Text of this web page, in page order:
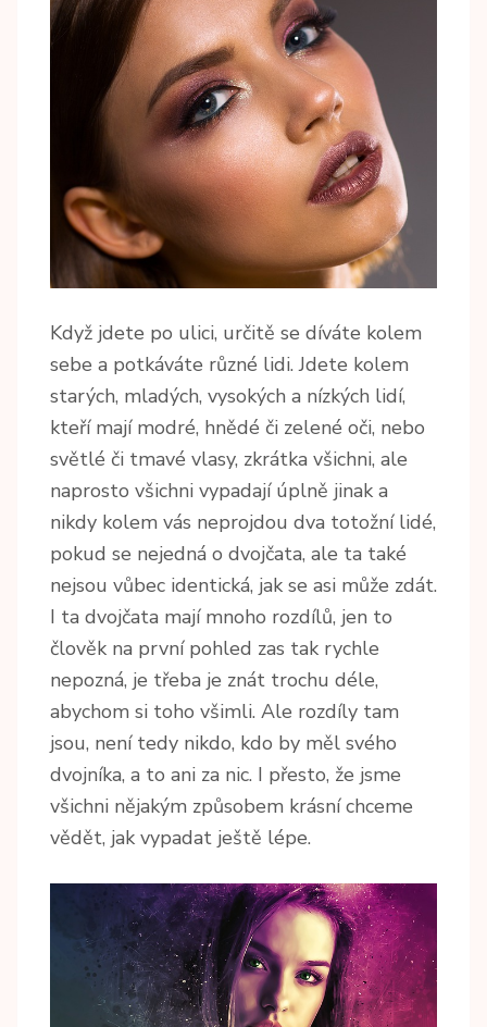
Když jdete po ulici, určitě se díváte kolem
sebe a potkáváte různé lidi. Jdete kolem
starých, mladých, vysokých a nízkých lidí,
kteří mají modré, hnědé či zelené oči, nebo
světlé či tmavé vlasy, zkrátka všichni, ale
naprosto všichni vypadají úplně jinak a
nikdy kolem vás neprojdou dva totožní lidé,
pokud se nejedná o dvojčata, ale ta také
nejsou vůbec identická, jak se asi může zdát.
I ta dvojčata mají mnoho rozdílů, jen to
člověk na první pohled zas tak rychle
nepozná, je třeba je znát trochu déle,
abychom si toho všimli. Ale rozdíly tam
jsou, není tedy nikdo, kdo by měl svého
dvojníka, a to ani za nic. I přesto, že jsme
všichni nějakým způsobem krásní chceme
vědět, jak vypadat ještě lépe.